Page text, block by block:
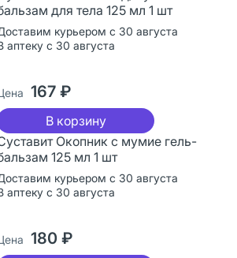
для тела 125 мл 1 шт
курьером с 30 августа
аптеку с 30 августа
167 ₽
В корзину
Окопник с мумие гель-
125 мл 1 шт
курьером с 30 августа
аптеку с 30 августа
180 ₽